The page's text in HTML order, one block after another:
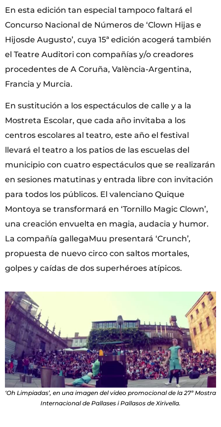
En esta edición tan especial tampoco faltará el
Concurso Nacional de Números de ‘Clown Hijas e
Hijosde Augusto’, cuya 15ª edición acogerá también
el Teatre Auditori con compañías y/o creadores
procedentes de A Coruña, València-Argentina,
Francia y Murcia.
En sustitución a los espectáculos de calle y a la
Mostreta Escolar, que cada año invitaba a los
centros escolares al teatro, este año el festival
llevará el teatro a los patios de las escuelas del
municipio con cuatro espectáculos que se realizarán
en sesiones matutinas y entrada libre con invitación
para todos los públicos. El valenciano Quique
Montoya se transformará en ‘Tornillo Magic Clown’,
una creación envuelta en magia, audacia y humor.
La compañía gallegaMuu presentará ‘Crunch’,
propuesta de nuevo circo con saltos mortales,
golpes y caídas de dos superhéroes atípicos.
‘Oh Limpiadas’, en una imagen del video promocional de la 27ª Mostra
Internacional de Pallases i Pallasos de Xirivella.